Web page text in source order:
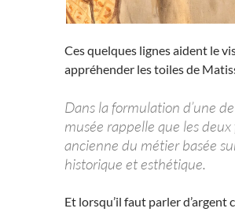
Ces quelques lignes aident le
appréhender les toiles de
Dans la formulation d’une
musée rappelle que les
ancienne du métier basée
historique et esthétique.
Et lorsqu’il faut parler d’argent